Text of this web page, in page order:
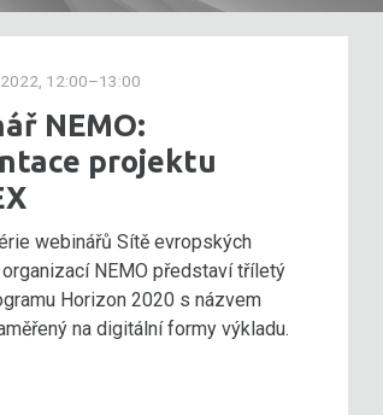
12:00–13:00
NEMO:
projektu
webinářů Sítě evropských
NEMO představí tříletý
Horizon 2020 s názvem
na digitální formy výkladu.